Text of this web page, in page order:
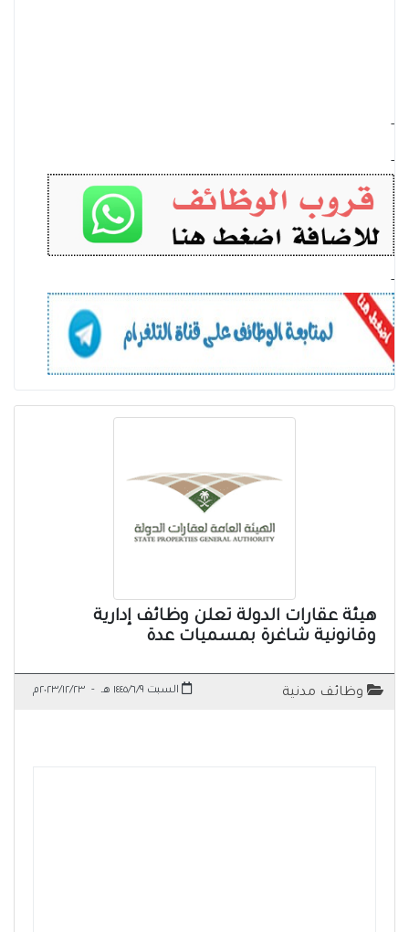
-
-
-
هيئة عقارات الدولة تعلن وظائف إدارية
وقانونية شاغرة بمسميات عدة
وظائف مدنية السبت ١٤٤٥/٦/٩ هـ - ٢٠٢٣/١٢/٢٣م